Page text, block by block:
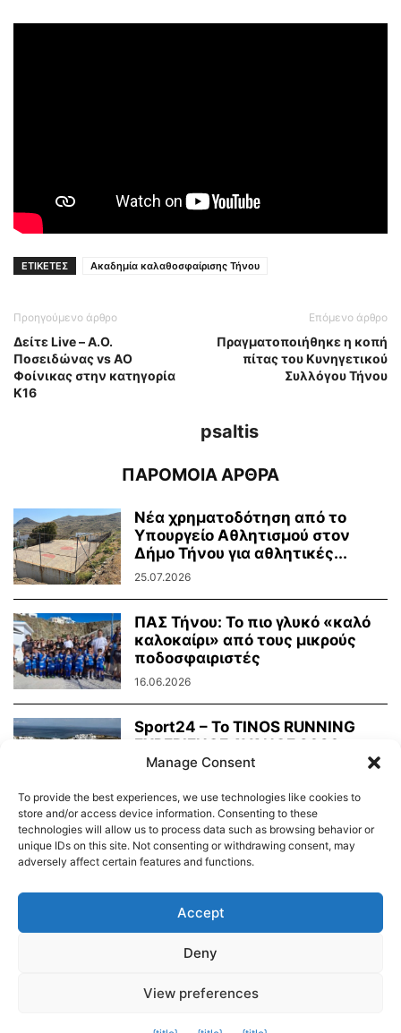
ΕΤΙΚΕΤΕΣ Ακαδημία καλαθοσφαίρισης Τήνου
Προηγούμενο άρθρο
Δείτε Live – Α.Ο.
Ποσειδώνας vs ΑΟ
Φοίνικας στην κατηγορία
Κ16
Επόμενο άρθρο
Πραγματοποιήθηκε η κοπή
πίτας του Κυνηγετικού
Συλλόγου Τήνου
psaltis
ΠΑΡΟΜΟΙΑ ΑΡΘΡΑ
Νέα χρηματοδότηση από το
Υπουργείο Αθλητισμού στον
Δήμο Τήνου για αθλητικές...
25.07.2026
ΠΑΣ Τήνου: Το πιο γλυκό «καλό
καλοκαίρι» από τους μικρούς
ποδοσφαιριστές
16.06.2026
Sport24 – To TINOS RUNNING
EXPERIENCE AVANCE 2026
απέδειξε ότι η...
Δημοτικό Λιμενικό Ταμείο Τήνου – Άνδρου
© 2026
Manage Consent
To provide the best experiences, we use technologies like cookies to
store and/or access device information. Consenting to these
technologies will allow us to process data such as browsing behavior or
unique IDs on this site. Not consenting or withdrawing consent, may
adversely affect certain features and functions.
Accept
Deny
View preferences